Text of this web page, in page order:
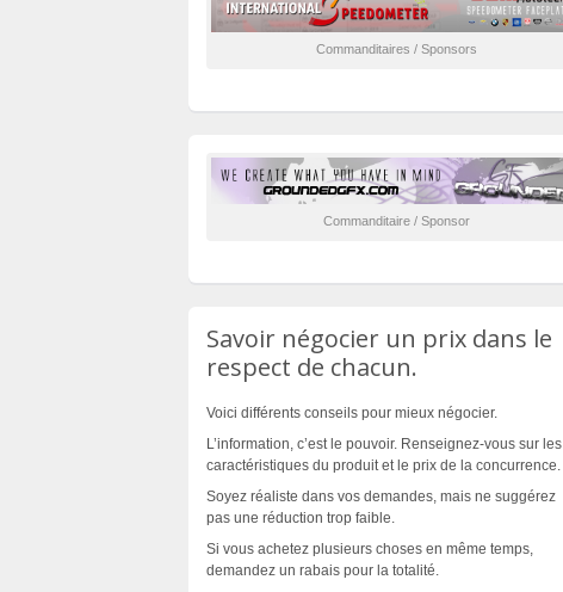
Commanditaires / Sponsors
Commanditaire / Sponsor
Savoir négocier un prix dans le
respect de chacun.
Voici différents conseils pour mieux négocier.
L’information, c’est le pouvoir. Renseignez-vous sur les
caractéristiques du produit et le prix de la concurrence.
Soyez réaliste dans vos demandes, mais ne suggérez
pas une réduction trop faible.
Si vous achetez plusieurs choses en même temps,
demandez un rabais pour la totalité.